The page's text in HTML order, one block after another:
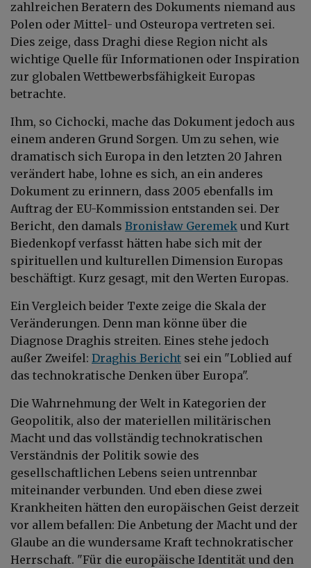
zahlreichen Beratern des Dokuments niemand aus
Polen oder Mittel- und Osteuropa vertreten sei.
Dies zeige, dass Draghi diese Region nicht als
wichtige Quelle für Informationen oder Inspiration
zur globalen Wettbewerbsfähigkeit Europas
betrachte.
Ihm, so Cichocki, mache das Dokument jedoch aus
einem anderen Grund Sorgen. Um zu sehen, wie
dramatisch sich Europa in den letzten 20 Jahren
verändert habe, lohne es sich, an ein anderes
Dokument zu erinnern, dass 2005 ebenfalls im
Auftrag der EU-Kommission entstanden sei. Der
Bericht, den damals Bronisław Geremek und Kurt
Biedenkopf verfasst hätten habe sich mit der
spirituellen und kulturellen Dimension Europas
beschäftigt. Kurz gesagt, mit den Werten Europas.
Ein Vergleich beider Texte zeige die Skala der
Veränderungen. Denn man könne über die
Diagnose Draghis streiten. Eines stehe jedoch
außer Zweifel: Draghis Bericht sei ein "Loblied auf
das technokratische Denken über Europa".
Die Wahrnehmung der Welt in Kategorien der
Geopolitik, also der materiellen militärischen
Macht und das vollständig technokratischen
Verständnis der Politik sowie des
gesellschaftlichen Lebens seien untrennbar
miteinander verbunden. Und eben diese zwei
Krankheiten hätten den europäischen Geist derzeit
vor allem befallen: Die Anbetung der Macht und der
Glaube an die wundersame Kraft technokratischer
Herrschaft. "Für die europäische Identität und den